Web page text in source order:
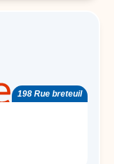
198 Rue breteuil